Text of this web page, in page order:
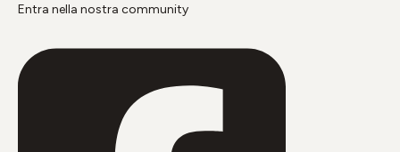
Entra nella nostra community